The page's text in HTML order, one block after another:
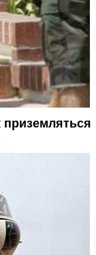
приземляться